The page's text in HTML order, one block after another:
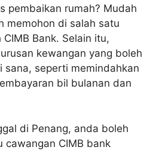
pembaikan rumah? Mudah
memohon di salah satu
Bank. Selain itu,
kewangan yang boleh
sana, seperti memindahkan
bil bulanan dan
di Penang, anda boleh
cawangan CIMB bank